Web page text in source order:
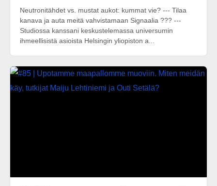
Neutronitähdet vs. mustat aukot: kummat vie? --- Tilaa
kanava ja auta meitä vahvistamaan Signaalia ??? ---
Studiossa kanssani keskustelemassa universumin
ihmeellisistä asioista Helsingin yliopiston a...